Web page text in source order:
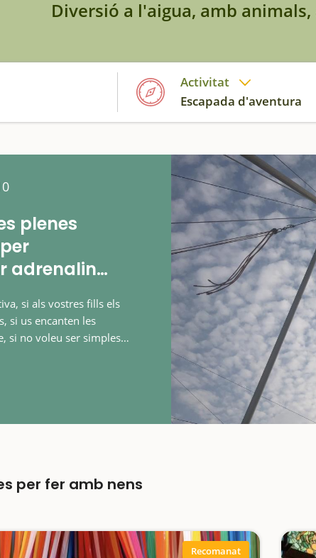
Diversió a l'aigua, amb
Activitat
Escapada d'aventura
plenes
adrenalina
si als vostres fills els
si us encanten les
si no voleu ser simples
Els més…
per fer amb nens
Recomanat